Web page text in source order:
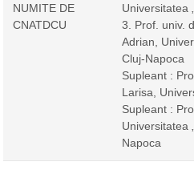
NUMITE DE
CNATDCU
Universitatea
3. Prof. univ.
Adrian,
Cluj-Napoca
Supleant :
Larisa,
Supleant :
Universitatea
Napoca